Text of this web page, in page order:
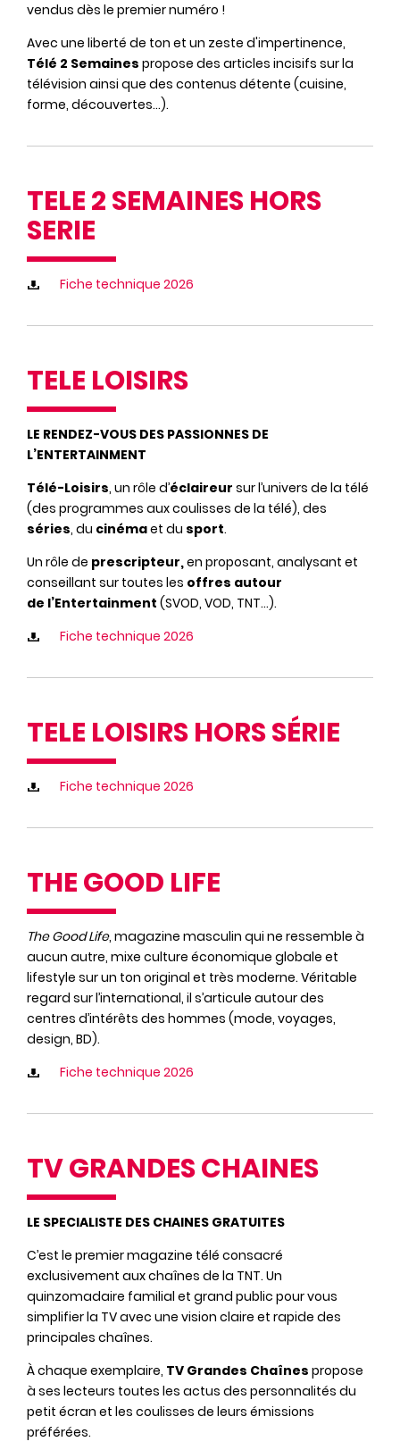
vendus dès le premier numéro !
Avec une liberté de ton et un zeste d'impertinence,
Télé 2 Semaines propose des articles incisifs sur la
télévision ainsi que des contenus détente (cuisine,
forme, découvertes…).
TELE 2 SEMAINES HORS
SERIE
Fiche technique 2026
TELE LOISIRS
LE RENDEZ-VOUS DES PASSIONNES DE
L’ENTERTAINMENT
Télé-Loisirs, un rôle d’éclaireur sur l’univers de la télé
(des programmes aux coulisses de la télé), des
séries, du cinémaet du sport.
Un rôle de prescripteur,en proposant, analysant et
conseillant sur toutes les offres autour
de l’Entertainment (SVOD, VOD, TNT…).
Fiche technique 2026
TELE LOISIRS HORS SÉRIE
Fiche technique 2026
THE GOOD LIFE
The Good Life, magazine masculin qui ne ressemble à
aucun autre, mixe culture économique globale et
lifestyle sur un ton original et très moderne. Véritable
regard sur l’international, il s’articule autour des
centres d’intérêts des hommes (mode, voyages,
design, BD).
Fiche technique 2026
TV GRANDES CHAINES
LE SPECIALISTE DES CHAINES GRATUITES
C’est le premier magazine télé consacré
exclusivement aux chaînes de la TNT. Un
quinzomadaire familial et grand public pour vous
simplifier la TV avec une vision claire et rapide des
principales chaînes.
À chaque exemplaire, TV Grandes Chaînes propose
à ses lecteurs toutes les actus des personnalités du
petit écran et les coulisses de leurs émissions
préférées.